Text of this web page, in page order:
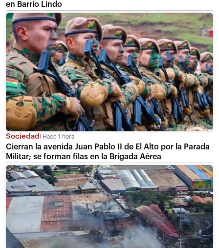
en Barrio Lindo
Sociedad Hace 1 hora
Cierran la avenida Juan Pablo II de El Alto por la Parada
Militar; se forman filas en la Brigada Aérea